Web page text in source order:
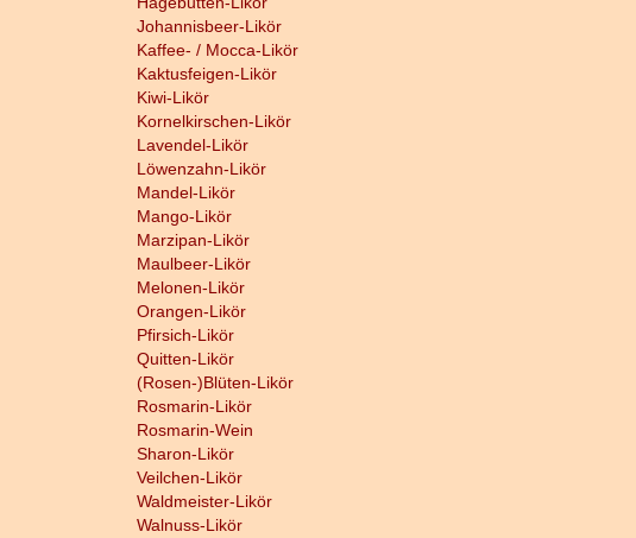
Johannisbeer-Likör
Kaffee- / Mocca-Likör
Kaktusfeigen-Likör
Kiwi-Likör
Kornelkirschen-Likör
Lavendel-Likör
Löwenzahn-Likör
Mandel-Likör
Mango-Likör
Marzipan-Likör
Maulbeer-Likör
Melonen-Likör
Orangen-Likör
Pfirsich-Likör
Quitten-Likör
(Rosen-)Blüten-Likör
Rosmarin-Likör
Rosmarin-Wein
Sharon-Likör
Veilchen-Likör
Waldmeister-Likör
Walnuss-Likör